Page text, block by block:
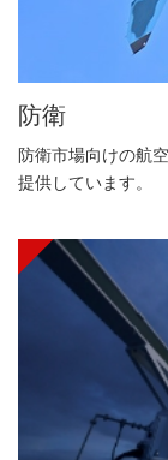
防衛
防衛市場向けの航
提供しています。